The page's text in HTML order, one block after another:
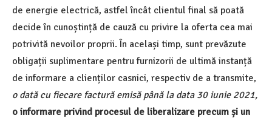
de energie electrică, astfel încât clientul final să poată
decide în cunoștință de cauză cu privire la oferta cea mai
potrivită nevoilor proprii. În același timp, sunt prevăzute
obligații suplimentare pentru furnizorii de ultimă instanță
de informare a clienților casnici, respectiv de a transmite,
o dată cu fiecare factură emisă până la data 30 iunie 2021,
o informare privind procesul de liberalizare precum și un